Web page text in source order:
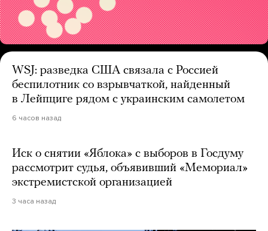
WSJ: разведка США связала с Россией
беспилотник со взрывчаткой, найденный
в Лейпциге рядом с украинским самолетом
6 часов назад
Иск о снятии «Яблока» с выборов в Госдуму
рассмотрит судья, объявивший «Мемориал»
экстремистской организацией
3 часа назад